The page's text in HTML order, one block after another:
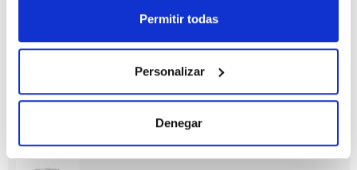
Permitir todas
Personalizar
Denegar
x 2,5 l :: Glass